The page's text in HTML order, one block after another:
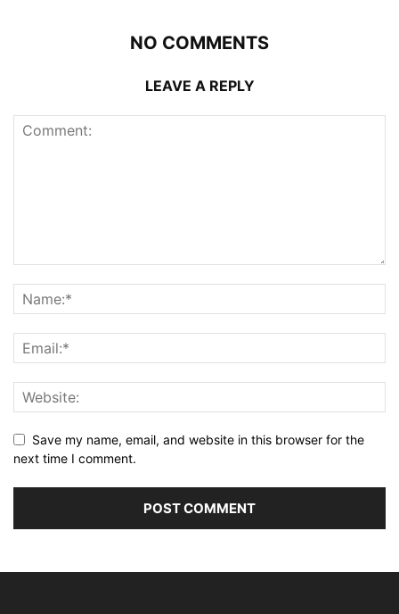
NO COMMENTS
LEAVE A REPLY
Save my name, email, and website in this browser for the
next time I comment.